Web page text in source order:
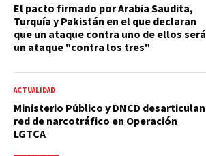
El pacto firmado por Arabia Saudita,
Turquía y Pakistán en el que declaran
que un ataque contra uno de ellos será
un ataque "contra los tres"
ACTUALIDAD
Ministerio Público y DNCD desarticulan
red de narcotráfico en Operación
LGTCA